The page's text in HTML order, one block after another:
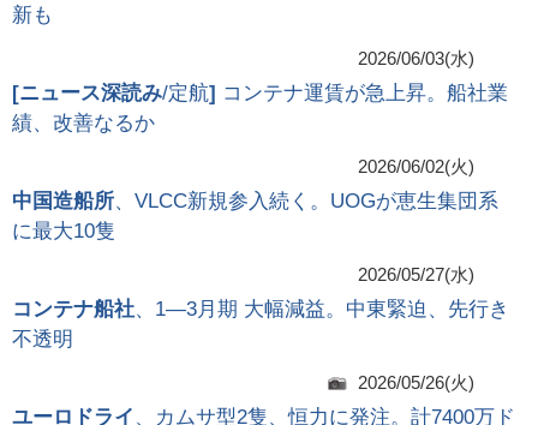
新も
2026/06/03(水)
[ニュース深読み/定航] コンテナ運賃が急上昇。船社業
績、改善なるか
2026/06/02(火)
中国造船所、VLCC新規参入続く。UOGが恵生集団系
に最大10隻
2026/05/27(水)
コンテナ船社、1―3月期 大幅減益。中東緊迫、先行き
不透明
2026/05/26(火)
ユーロドライ 、カムサ型2隻、恒力に発注。計7400万ド